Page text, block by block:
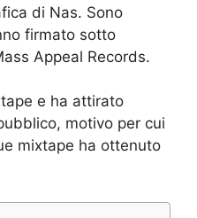
di Nas. Sono
firmato sotto
Appeal Records.
e ha attirato
motivo per cui
mixtape ha ottenuto